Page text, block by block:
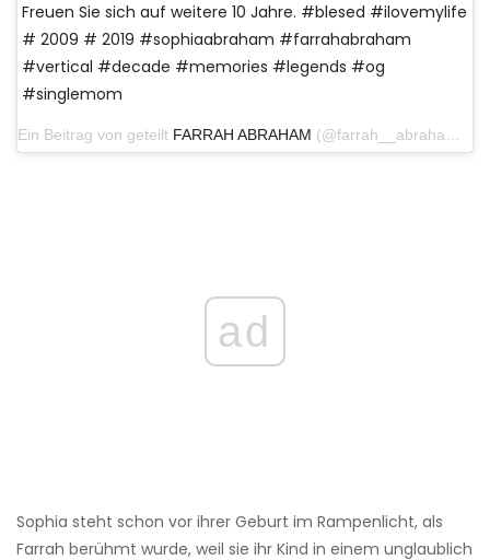
Freuen Sie sich auf weitere 10 Jahre. #blesed #ilovemylife
# 2009 # 2019 #sophiaabraham #farrahabraham
#vertical #decade #memories #legends #og
#singlemom
Ein Beitrag von geteilt FARRAH ABRAHAM (@farrah__abraham) am 15. Januar 2019 um 11:00 Uhr PST
ad
Sophia steht schon vor ihrer Geburt im Rampenlicht, als
Farrah berühmt wurde, weil sie ihr Kind in einem unglaublich